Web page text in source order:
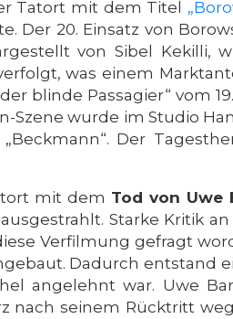
Tatort mit dem Titel
Der 20. Einsatz von
von Sibel Kekilli,
was einem
blinde Passagier“ vom
Szene wurde im Studio
Der
mit dem Tod von Uwe
Starke Kritik
Verfilmung gefragt
Dadurch entstand
angelehnt war. Uwe
nach seinem Rücktritt